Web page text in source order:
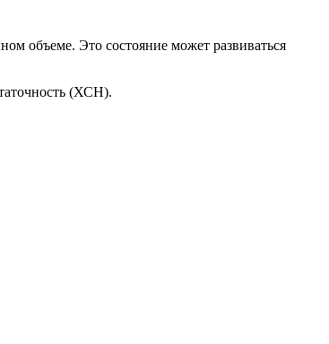
объеме. Это состояние может развиваться
(ХСН).